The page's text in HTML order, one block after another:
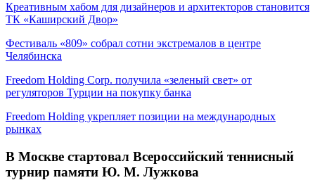
Креативным хабом для дизайнеров и архитекторов становится
ТК «Каширский Двор»
Фестиваль «809» собрал сотни экстремалов в центре
Челябинска
Freedom Holding Corp. получила «зеленый свет» от
регуляторов Турции на покупку банка
Freedom Holding укрепляет позиции на международных
рынках
В Москве стартовал Всероссийский теннисный
турнир памяти Ю. М. Лужкова